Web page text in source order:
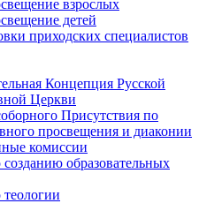
взрослых
детей
приходских специалистов
Концепция Русской
Церкви
Присутствия по
просвещения и диаконии
комиссии
образовательных